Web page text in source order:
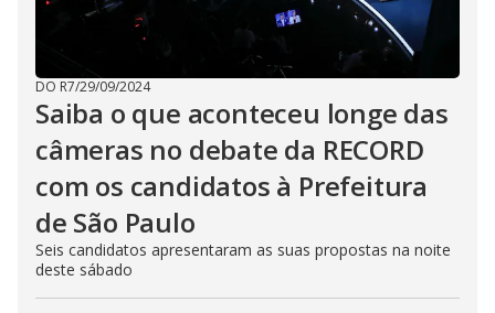
DO R7/29/09/2024
Saiba o que aconteceu longe das
câmeras no debate da RECORD
com os candidatos à Prefeitura
de São Paulo
Seis candidatos apresentaram as suas propostas na noite
deste sábado